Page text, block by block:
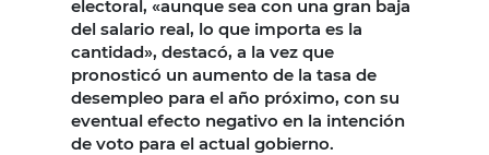
electoral, «aunque sea con una gran baja
del salario real, lo que importa es la
cantidad», destacó, a la vez que
pronosticó un aumento de la tasa de
desempleo para el año próximo, con su
eventual efecto negativo en la intención
de voto para el actual gobierno.